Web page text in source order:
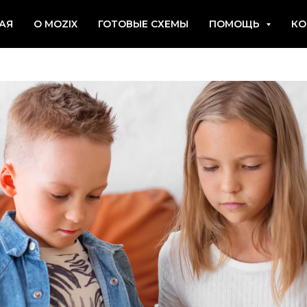
О MOZIX ГОТОВЫЕ СХЕМЫ ПОМОЩЬ
способ развития